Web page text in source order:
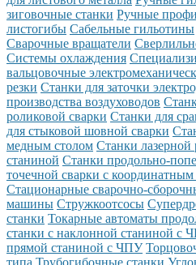
зиговочные станки Ручные
листогибы Сабельные гильотины
Сварочные вращатели
Системы охлаждения
вальцовочные
резки Станки для заточки
производства воздуховодов
роликовой сварки Станки для
для стыковой шовной сварки
медным столом Станки лазерной
станиной Станки продольно-
точечной сварки с
Стационарные сварочно-
машины Стружкоотсосы
станки Токарные автоматы
станки с наклонной станиной с
прямой станиной с ЧПУ
типа Трубогибочные станки